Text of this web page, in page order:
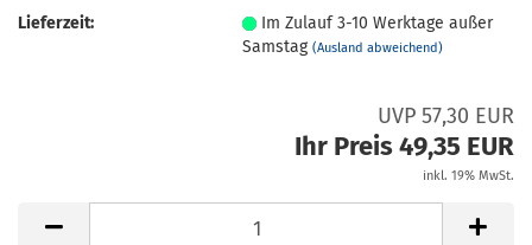
Lieferzeit:
Im Zulauf 3-10 Werktage außer
Samstag(Ausland abweichend)
UVP 57,30 EUR
Ihr Preis 49,35 EUR
inkl. 19% MwSt.